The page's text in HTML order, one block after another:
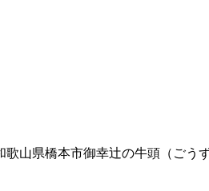
山県橋本市御幸辻の牛頭（ごう